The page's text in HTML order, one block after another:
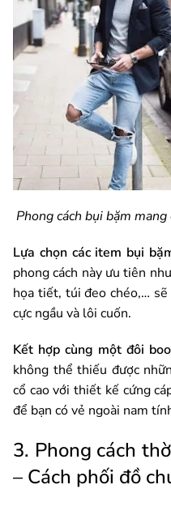
Phong cách bụi bặm
Lựa chọn các item bụi
phong cách này ưu tiên
họa tiết, túi đeo chéo,…
cực ngầu và lôi cuốn.
Kết hợp cùng một đôi
không thể thiếu được
cổ cao với thiết kế cứng
để bạn có vẻ ngoài nam
3. Phong cách
– Cách phối đồ